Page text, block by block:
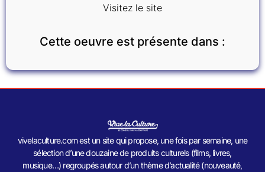
Visitez le site
Cette oeuvre est présente dans :
vivelaculture.com est un site qui propose, une fois par semaine, une
sélection d’une douzaine de produits culturels (films, livres,
musique…) regroupés autour d’un thème d’actualité (nouveauté,